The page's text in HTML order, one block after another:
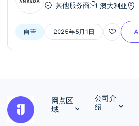
其他服务商 澳大利亚
自营 2025年5月1日
网点区
域
公司介
绍